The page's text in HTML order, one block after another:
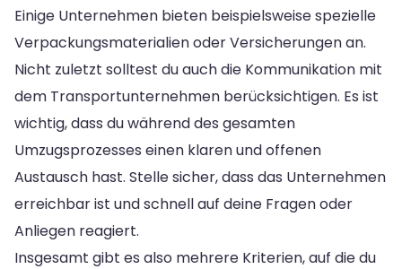
Einige Unternehmen bieten beispielsweise spezielle
Verpackungsmaterialien oder Versicherungen an.
Nicht zuletzt solltest du auch die Kommunikation mit
dem Transportunternehmen berücksichtigen. Es ist
wichtig, dass du während des gesamten
Umzugsprozesses einen klaren und offenen
Austausch hast. Stelle sicher, dass das Unternehmen
erreichbar ist und schnell auf deine Fragen oder
Anliegen reagiert.
Insgesamt gibt es also mehrere Kriterien, auf die du